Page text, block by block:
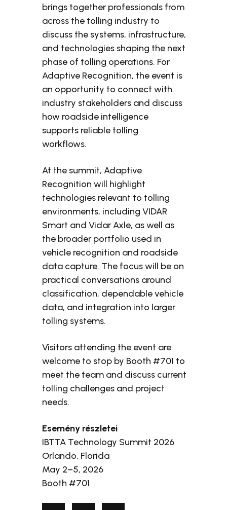
brings together professionals from
across the tolling industry to
discuss the systems, infrastructure,
and technologies shaping the next
phase of tolling operations. For
Adaptive Recognition, the event is
an opportunity to connect with
industry stakeholders and discuss
how roadside intelligence
supports reliable tolling
workflows.
At the summit, Adaptive
Recognition will highlight
technologies relevant to tolling
environments, including VIDAR
Smart and Vidar Axle, as well as
the broader portfolio used in
vehicle recognition and roadside
data capture. The focus will be on
practical conversations around
classification, dependable vehicle
data, and integration into larger
tolling systems.
Visitors attending the event are
welcome to stop by Booth #701 to
meet the team and discuss current
tolling challenges and project
needs.
Esemény részletei
IBTTA Technology Summit 2026
Orlando, Florida
May 2–5, 2026
Booth #701